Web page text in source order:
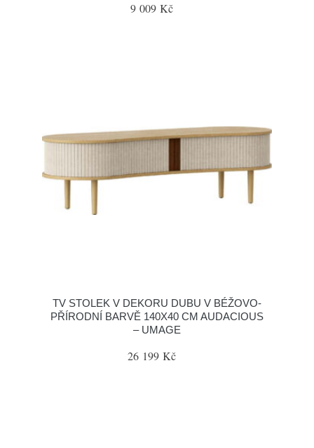
9 009 Kč
TV STOLEK V DEKORU DUBU V BÉŽOVO-
PŘÍRODNÍ BARVĚ 140X40 CM AUDACIOUS
– UMAGE
26 199 Kč